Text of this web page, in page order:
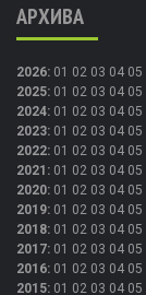
АРХИВА
2026: 01 02 03 04 05
2025: 01 02 03 04 05
2024: 01 02 03 04 05
2023: 01 02 03 04 05
2022: 01 02 03 04 05
2021 : 01 02 03 04 05
2020: 01 02 03 04 05
2019: 01 02 03 04 05
2018: 01 02 03 04 05
2017: 01 02 03 04 05
2016: 01 02 03 04 05
2015: 01 02 03 04 05